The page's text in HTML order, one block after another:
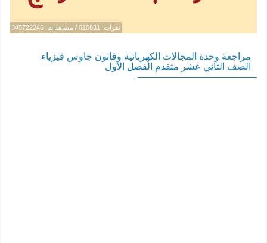
نقرات: 616831 / مشاهدات: 345722246
مراجعة وحدة المجالات الكهربائية وقانون جاوس فيزياء
الصف الثاني عشر متقدم الفصل الأول